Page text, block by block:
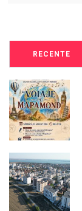
RECENTE